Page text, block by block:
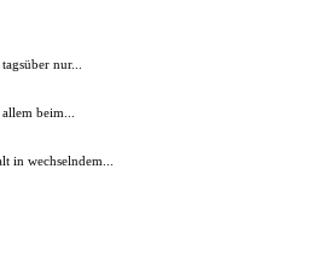
nur...
beim...
in wechselndem...